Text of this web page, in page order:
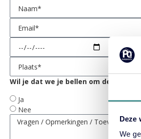
Deze
We
Wil je dat we je bellen om de
Ja
Nee